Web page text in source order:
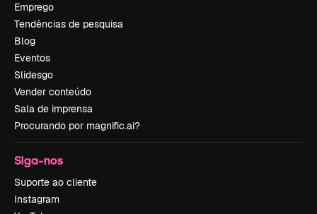
Emprego
Tendências de pesquisa
Blog
Eventos
Slidesgo
Vender conteúdo
Sala de imprensa
Procurando por magnific.ai?
Siga-nos
Suporte ao cliente
Instagram